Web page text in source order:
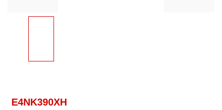
E4NK390XH